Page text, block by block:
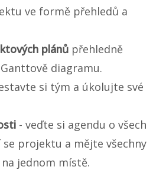
ve formě přehledů a
plánů přehledně
diagramu.
si tým a úkolujte své
- veďte si agendu o všech
projektu a mějte všechny
jednom místě.